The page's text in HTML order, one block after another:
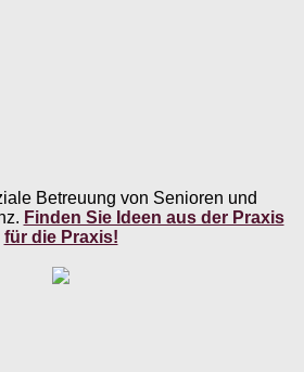
Betreuung von Senioren und
Finden Sie Ideen aus der Praxis
für die Praxis!